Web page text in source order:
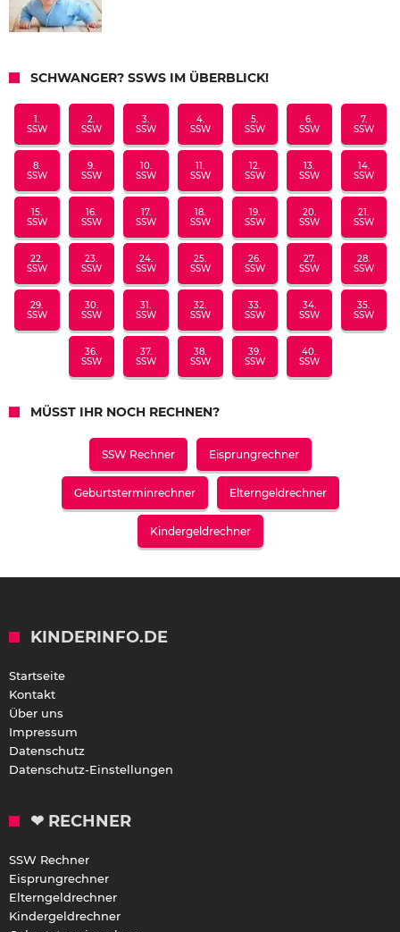
SCHWANGER? SSWS IM ÜBERBLICK!
1.
SSW
2.
SSW
3.
SSW
4.
SSW
5.
SSW
6.
SSW
7.
SSW
8.
SSW
9.
SSW
10.
SSW
11.
SSW
12.
SSW
13.
SSW
14.
SSW
15.
SSW
16.
SSW
17.
SSW
18.
SSW
19.
SSW
20.
SSW
21.
SSW
22.
SSW
23.
SSW
24.
SSW
25.
SSW
26.
SSW
27.
SSW
28.
SSW
29.
SSW
30.
SSW
31.
SSW
32.
SSW
33.
SSW
34.
SSW
35.
SSW
36.
SSW
37.
SSW
38.
SSW
39.
SSW
40.
SSW
MÜSST IHR NOCH RECHNEN?
SSW Rechner Eisprungrechner
Geburtsterminrechner Elterngeldrechner
Kindergeldrechner
KINDERINFO.DE
Startseite
Kontakt
Über uns
Impressum
Datenschutz
Datenschutz-Einstellungen
❤ RECHNER
SSW Rechner
Eisprungrechner
Elterngeldrechner
Kindergeldrechner